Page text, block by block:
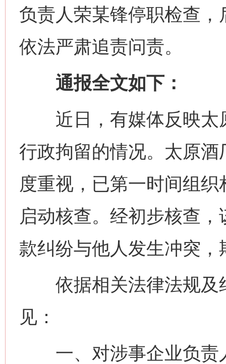
负责人荣某锋停职检查
依法严肃追责问责。
通报全文如下：
近日，有媒体反映太
行政拘留的情况。太原
度重视，已第一时间组
启动核查。经初步核查
款纠纷与他人发生冲突
依据相关法律法规及
见：
一、对涉事企业负责